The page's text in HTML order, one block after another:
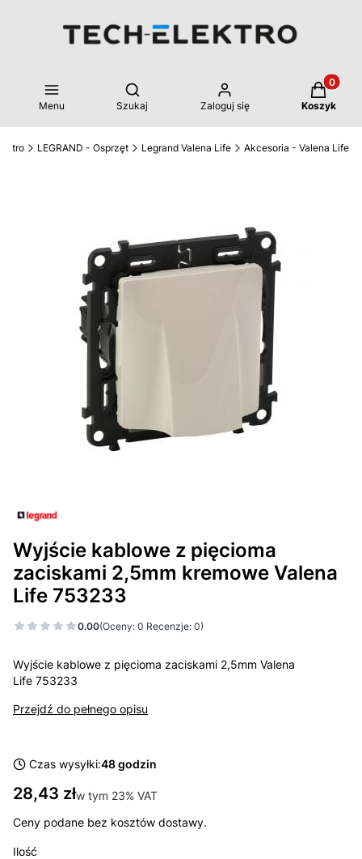
Menu
Otwórz wyszukiwarkę
Szukaj Zaloguj się Koszyk
LEGRAND - Osprzęt Legrand Valena Life Akcesoria - Valena Life
Wyjście kablowe z pięcioma
zaciskami 2,5mm kremowe Valena
Life 753233
0.00(Oceny: 0 Recenzje: 0)
Wyjście kablowe z pięcioma zaciskami 2,5mm Valena
Life 753233
Przejdź do pełnego opisu
Czas wysyłki:48 godzin
Cena
28,43 złw tym 23% VAT
w tym 23% VAT
Ceny podane bez kosztów dostawy.
Ilość